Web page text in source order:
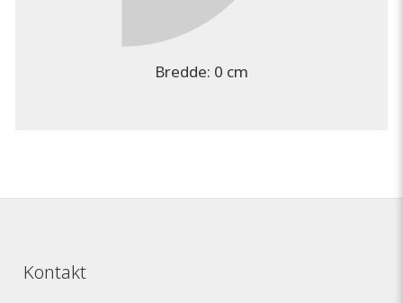
Bredde: 0 cm
Kontakt